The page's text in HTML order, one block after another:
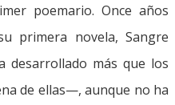
poemario. Once años
primera novela, Sangre
desarrollado más que los
de ellas—, aunque no ha